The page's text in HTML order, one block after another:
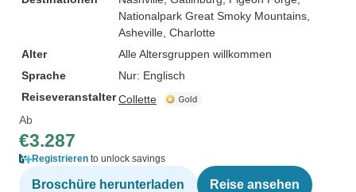
Nationalpark Great Smoky Mountains
Asheville , Charlotte
Alter
Alle Altersgruppen willkommen
Sprache
Nur: Englisch
ReiseveranstalterCollette
Ab
€3.287
Registrieren to unlock savings
Broschüre herunterladen Reise ansehen